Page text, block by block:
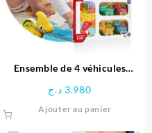
Ensemble de 4 véhicules
– HUANGER
3.980 د.ج
Ajouter au panier